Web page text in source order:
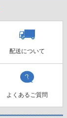
配送について
よくあるご質問